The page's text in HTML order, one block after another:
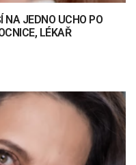
NA JEDNO UCHO PO
LÉKAŘ